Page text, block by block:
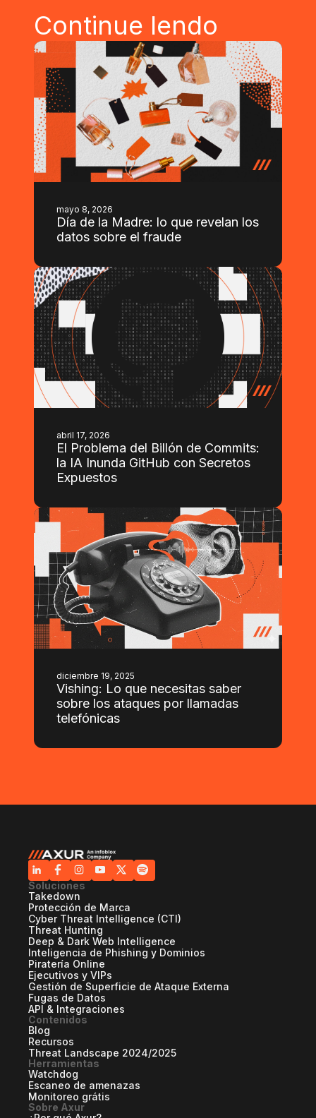
Continue lendo
mayo 8, 2026
Día de la Madre: lo que revelan los
datos sobre el fraude
abril 17, 2026
El Problema del Billón de Commits:
la IA Inunda GitHub con Secretos
Expuestos
diciembre 19, 2025
Vishing: Lo que necesitas saber
sobre los ataques por llamadas
telefónicas
Soluciones
Takedown
Protección de Marca
Cyber Threat Intelligence (CTI)
Threat Hunting
Deep & Dark Web Intelligence
Inteligencia de Phishing y Dominios
Piratería Online
Ejecutivos y VIPs
Gestión de Superficie de Ataque Externa
Fugas de Datos
API & Integraciones
Contenidos
Blog
Recursos
Threat Landscape 2024/2025
Herramientas
Watchdog
Escaneo de amenazas
Monitoreo grátis
Sobre Axur